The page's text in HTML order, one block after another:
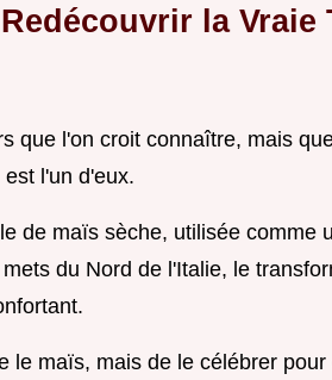
la Vraie
que l'on croit connaître, mais
est l'un d'eux.
de maïs sèche, utilisée comme
du Nord de l'Italie, le
le maïs, mais de le célébrer